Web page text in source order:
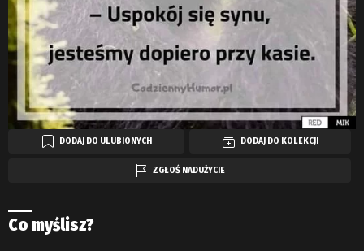
DODAJ DO ULUBIONYCH DODAJ DO KOLEKCJI
ZGŁOŚ NADUŻYCIE
Co myślisz?